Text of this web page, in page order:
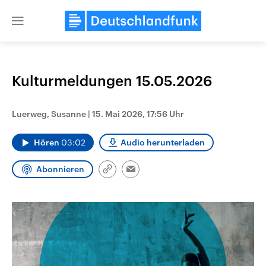
Close
USA
Aktuelle Beiträge, Analysen und
Hintergründe
Wirtschaftlich und militärisch
gehören die Vereinigten Staaten zu
den mächtigsten Ländern der Erde,
mit großem Einfluss auf das
Nahostkonflikt
Aktuelle Lage und
Der Überfall der
Terrororganisation Hamas
Oktober 2023 auf Israel
Region wieder die Gewalt
Israel möchte die Hamas
Kulturmeldungen 15.05.2026
Luerweg, Susanne | 15. Mai 2026, 17:56 Uhr
Hören 03:02 Audio herunterladen
Abonnieren
Link
Email